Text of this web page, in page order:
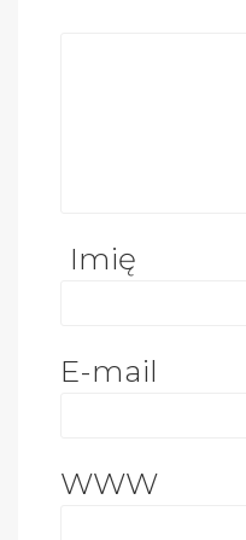
Imię
E-mail
WWW